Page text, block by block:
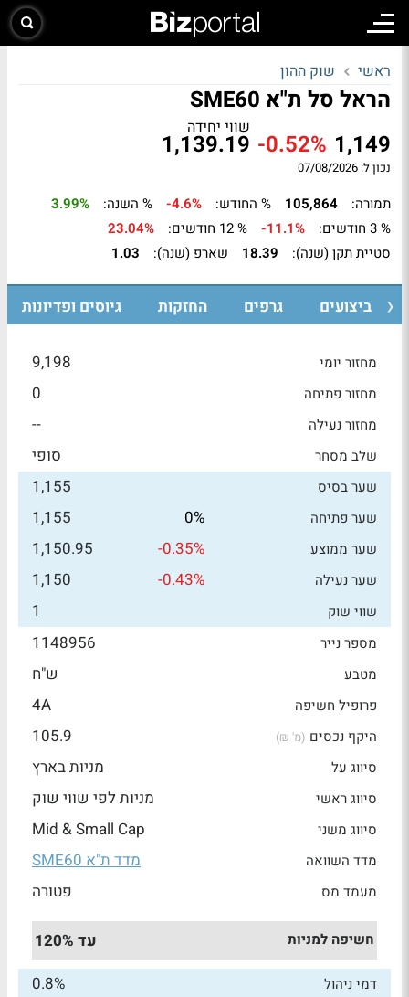
ראשי שוק ההון
הראל סל ת"א SME60
1,149
-0.52%
שווי יחידה
1,139.19
נכון ל: 07/08/2026
תמורה: 105,864 % החודש: -4.6% % השנה:
3.99%
% 3 חודשים:
-11.1% % 12 חודשים:
23.04%
סטיית תקן (שנה):
18.39 שארפ (שנה): 1.03
ביצועים גרפים החזקות גיוסים ופדיונות
מחזור יומי 9,198
מחזור פתיחה 0
מחזור נעילה --
שלב מסחר סופי
שער בסיס 1,155
שער פתיחה 0%
1,155
שער ממוצע -0.35%
1,150.95
שער נעילה -0.43%
1,150
שווי שוק 1
מספר נייר 1148956
מטבע ש"ח
פרופיל חשיפה 4A
היקף נכסים (מ' ₪) 105.9
סיווג על מניות בארץ
סיווג ראשי מניות לפי שווי שוק
סיווג משני Mid & Small Cap
מדד השוואה מדד ת"א SME60
מעמד מס פטורה
חשיפה למניות עד 120%
דמי ניהול 0.8%